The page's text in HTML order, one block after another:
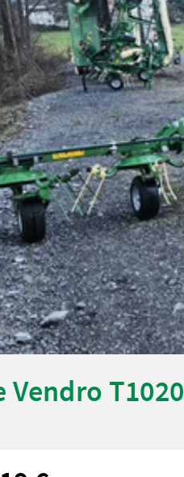
Vendro T1020